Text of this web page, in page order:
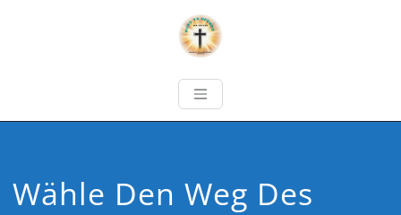
Wähle Den Weg Des